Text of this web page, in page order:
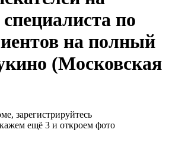
по
на полный
(Московская
зарегистрируйтесь
ещё 3 и откроем фото